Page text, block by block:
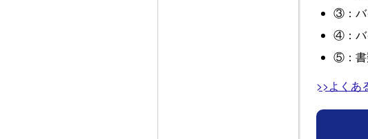
③：バ
④：バ
⑤：書
>>よくあ